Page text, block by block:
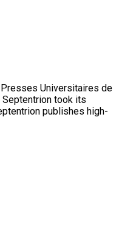
Universitaires de
took its
publishes high-